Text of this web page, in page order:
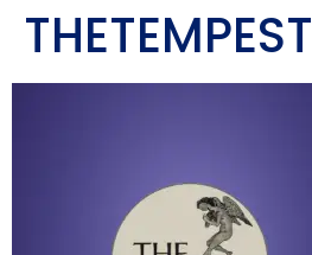
THETEMPEST